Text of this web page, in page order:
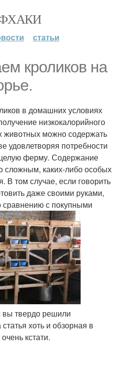
статьи
кроликов на
в домашних условиях
низкокалорийного
животных можно содержать
удовлетворяя потребности
целую ферму. Содержание
сложным, каких-либо особых
В том случае, если говорить
даже своими руками,
сравнению с покупными
вы твердо решили
хоть и обзорная в
кстати.